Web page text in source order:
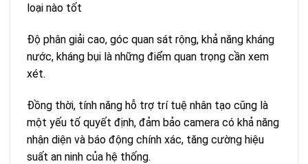
loại nào tốt
Độ phân giải cao, góc quan sát rộng, khả năng kháng
nước, kháng bụi là những điểm quan trọng cần xem
xét.
Đồng thời, tính năng hỗ trợ trí tuệ nhân tạo cũng là
một yếu tố quyết định, đảm bảo camera có khả năng
nhận diện và báo động chính xác, tăng cường hiệu
suất an ninh của hệ thống.